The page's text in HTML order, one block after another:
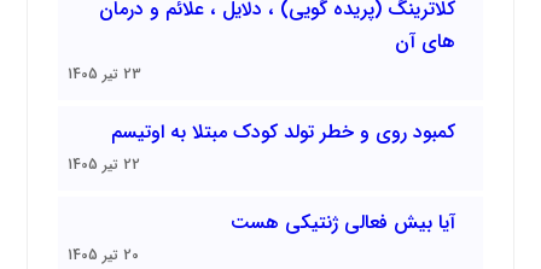
کلاترینگ (پریده گویی) ، دلایل ، علائم و درمان
های آن
23 تیر 1405
کمبود روی و خطر تولد کودک مبتلا به اوتیسم
22 تیر 1405
آیا بیش فعالی ژنتیکی هست
20 تیر 1405